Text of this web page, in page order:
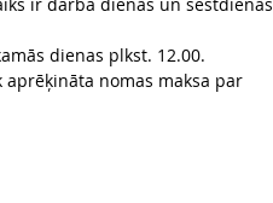
dienas plkst. 12.00.
nomas maksa par